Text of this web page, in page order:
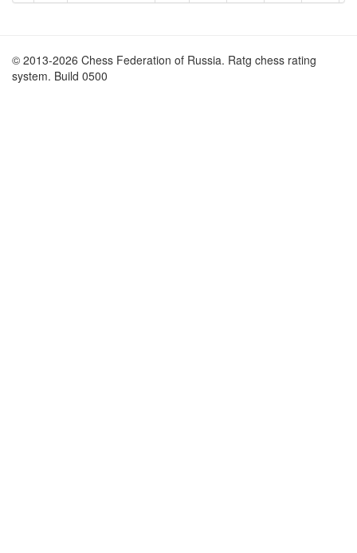
© 2013-2026 Chess Federation of Russia. Ratg chess rating
system. Build 0500